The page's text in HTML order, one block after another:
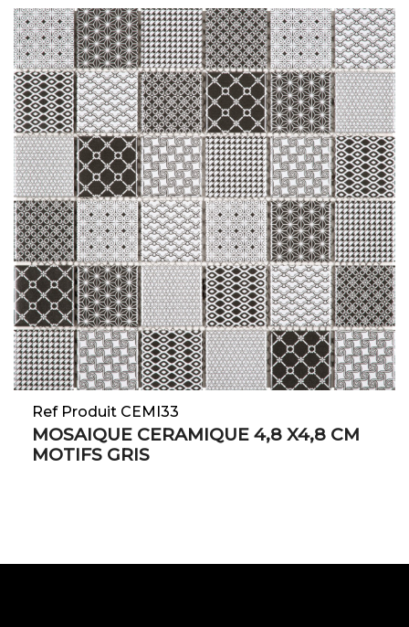
Ref Produit CEMI33
MOSAIQUE CERAMIQUE 4,8 X4,8 CM
MOTIFS GRIS